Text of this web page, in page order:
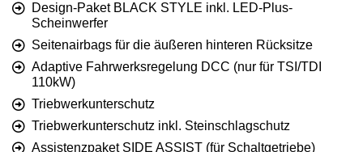
Design-Paket BLACK STYLE inkl. LED-Plus-
Scheinwerfer
Seitenairbags für die äußeren hinteren Rücksitze
Adaptive Fahrwerksregelung DCC (nur für TSI/TDI
110kW)
Triebwerkunterschutz
Triebwerkunterschutz inkl. Steinschlagschutz
Assistenzpaket SIDE ASSIST (für Schaltgetriebe)